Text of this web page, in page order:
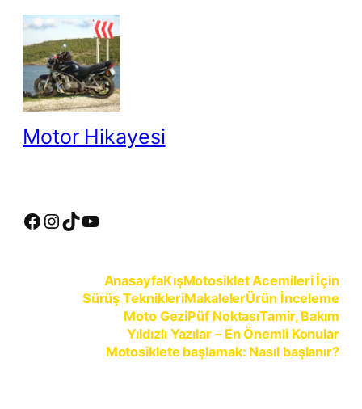
İçeriğe
Motor Hikayesi
Facebook InstagramTikTok YouTube
AnasayfaKışMotosiklet Acemileri İçin
Sürüş TeknikleriMakalelerÜrün İnceleme
Moto GeziPüf NoktasıTamir, Bakım
Yıldızlı Yazılar – En Önemli Konular
Motosiklete başlamak: Nasıl başlanır?